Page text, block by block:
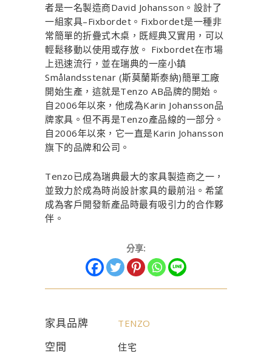
者是一名製造商David Johansson。設計了
一組家具–Fixbordet。Fixbordet是一種非
常簡單的折疊式木桌，既經典又實用，可以
輕鬆移動以使用或存放。 Fixbordet在市場
上迅速流行，並在瑞典的一座小鎮
Smålandsstenar (斯莫蘭斯泰納)簡單工廠
開始生產，這就是Tenzo AB品牌的開始。
自2006年以來，他成為Karin Johansson品
牌家具。但不再是Tenzo產品線的一部分。
自2006年以來，它一直是Karin Johansson
旗下的品牌和公司。
Tenzo已成為瑞典最大的家具製造商之一，
並致力於成為時尚設計家具的最前沿。希望
成為客戶開發新產品時最有吸引力的合作夥
伴。
分享:
家具品牌 TENZO
空間 住宅